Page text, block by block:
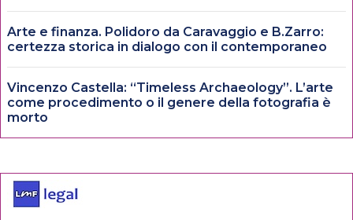
Arte e finanza. Polidoro da Caravaggio e B.Zarro:
certezza storica in dialogo con il contemporaneo
Vincenzo Castella: “Timeless Archaeology”. L’arte
come procedimento o il genere della fotografia è
morto